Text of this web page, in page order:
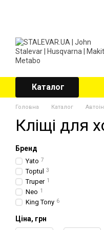
Каталог
Головна Каталог
Кліщі для
Бренд
Yato 7
Toptul 3
Truper 1
Neo 1
King Tony 6
Ціна, грн